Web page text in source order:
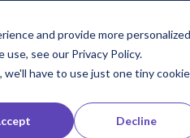
and provide more personalized
see our Privacy Policy.
have to use just one tiny cookie
Decline
Blog Developer